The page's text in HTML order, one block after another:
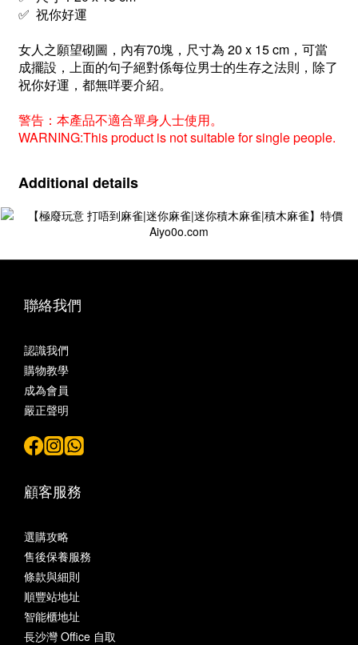
✅ 祝你好運
女人之願望砌圖，內有70塊，尺寸為 20 x 15 cm，可當
成擺設，上面的句子絕對係每位男士的生存之法則，除了
祝你好運，都無咩要介紹。
警告：本產品不適合單身人士使用。
WARNING:This product is not suitable for single people.
Additional details
聯絡我們
認識我們
購物教學
成為會員
嚴正聲明
顧客服務
選購攻略
售後保養服務
條款與細則
順豐站地址
智能櫃地址
長沙灣 Office 自取